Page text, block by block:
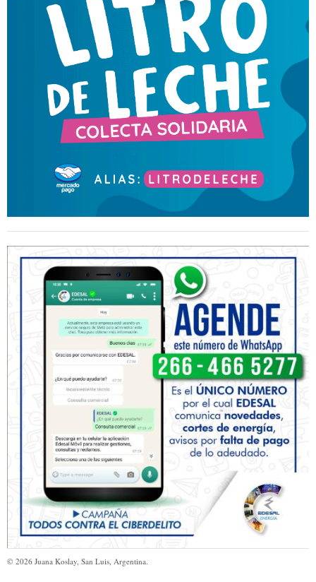
© 2026 Juana Koslay, San Luis, Argentina.